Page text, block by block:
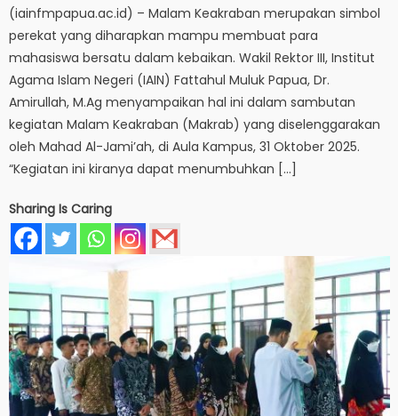
(iainfmpapua.ac.id) – Malam Keakraban merupakan simbol
perekat yang diharapkan mampu membuat para
mahasiswa bersatu dalam kebaikan. Wakil Rektor III, Institut
Agama Islam Negeri (IAIN) Fattahul Muluk Papua, Dr.
Amirullah, M.Ag menyampaikan hal ini dalam sambutan
kegiatan Malam Keakraban (Makrab) yang diselenggarakan
oleh Mahad Al-Jami’ah, di Aula Kampus, 31 Oktober 2025.
“Kegiatan ini kiranya dapat menumbuhkan […]
Sharing Is Caring